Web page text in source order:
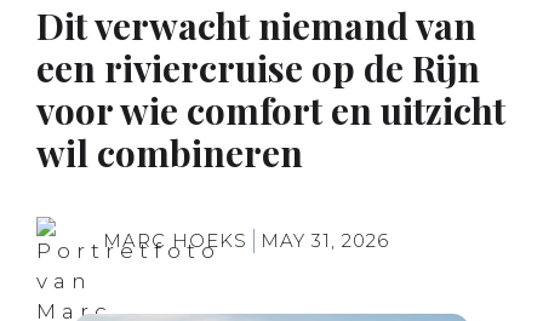
Dit verwacht niemand van
een riviercruise op de Rijn
voor wie comfort en uitzicht
wil combineren
MARC HOEKS MAY 31, 2026